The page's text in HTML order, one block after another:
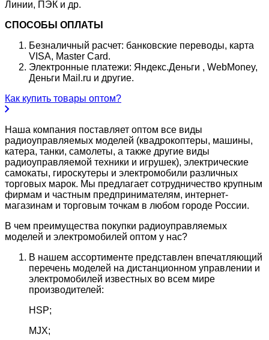
Линии, ПЭК и др.
СПОСОБЫ ОПЛАТЫ
Безналичный расчет: банковские переводы, карта
VISA, Master Card.
Электронные платежи: Яндекс.Деньги , WebMoney,
Деньги Mail.ru и другие.
Как купить товары оптом?
Наша компания поставляет оптом все виды
радиоуправляемых моделей (квадрокоптеры, машины,
катера, танки, самолеты, а также другие виды
радиоуправляемой техники и игрушек), электрические
самокаты, гироскутеры и электромобили различных
торговых марок. Мы предлагает сотрудничество крупным
фирмам и частным предпринимателям, интернет-
магазинам и торговым точкам в любом городе России.
В чем преимущества покупки радиоуправляемых
моделей и электромобилей оптом у нас?
В нашем ассортименте представлен впечатляющий
перечень моделей на дистанционном управлении и
электромобилей известных во всем мире
производителей:
HSP;
MJX;